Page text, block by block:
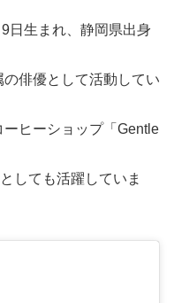
日生まれ、静岡県出身
俳優として活動してい
ヒーショップ「Gentle
しても活躍していま